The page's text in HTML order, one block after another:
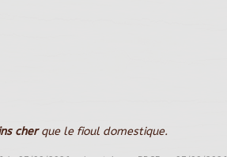
cherque le fioul domestique.